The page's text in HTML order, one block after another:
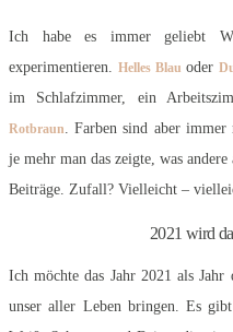
Ich habe es immer geliebt
experimentieren. Helles Blau oder
im Schlafzimmer, ein
Rotbraun . Farben sind aber
je mehr man das zeigte, was
Beiträge. Zufall? Vielleicht –
2021 wird
Ich möchte das Jahr 2021 als
unser aller Leben bringen. Es